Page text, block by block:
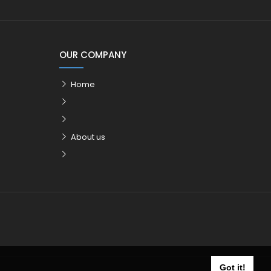
Got it!
OUR COMPANY
Home
About us